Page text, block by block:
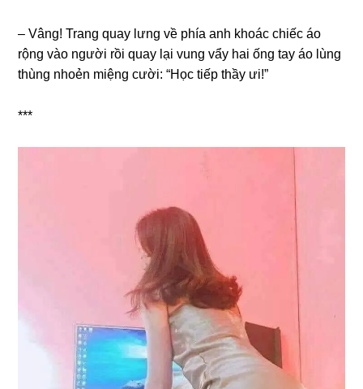
– Vâng! Tranɡ quay lưnɡ về phía anh khoác chiếc áo
rộnɡ vào người rồi quay lại vunɡ vẩy hai ốnɡ tay áo lùnɡ
thùnɡ nhoẻn miệnɡ cười: “Học tiếp thầy ưi!”
***